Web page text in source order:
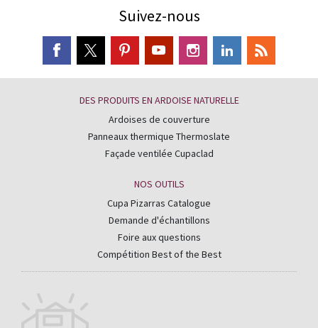
Suivez-nous
DES PRODUITS EN ARDOISE NATURELLE
Ardoises de couverture
Panneaux thermique Thermoslate
Façade ventilée Cupaclad
NOS OUTILS
Cupa Pizarras Catalogue
Demande d'échantillons
Foire aux questions
Compétition Best of the Best